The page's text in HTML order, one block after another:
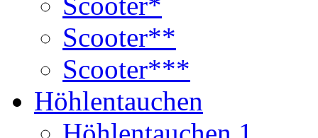
Scooter**
Scooter***
Höhlentauchen